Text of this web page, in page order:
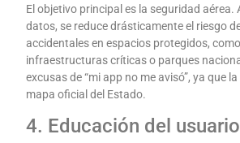
El objetivo principal es la seguridad aérea.
datos, se reduce drásticamente el riesgo
accidentales en espacios protegidos,
infraestructuras críticas o parques
excusas de “mi app no me avisó”, ya que
mapa oficial del Estado.
4. Educación del usuario